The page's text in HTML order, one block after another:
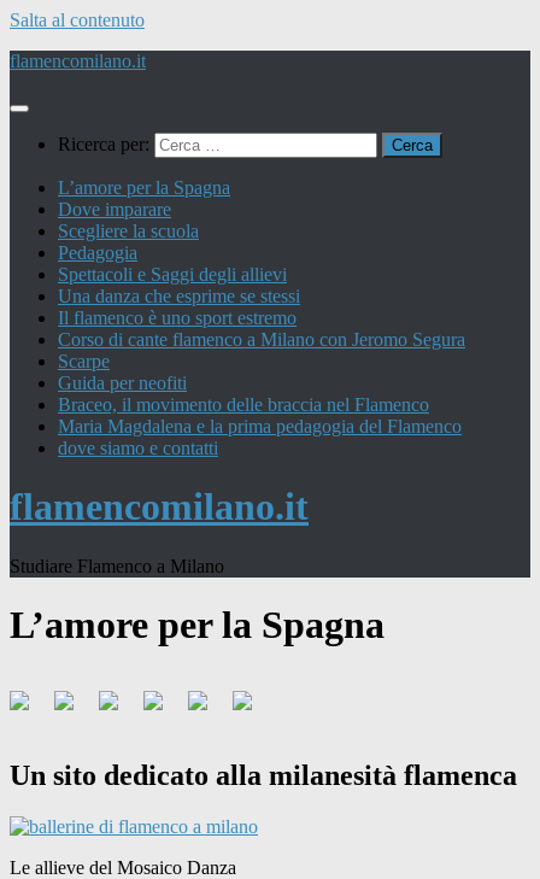
Salta al contenuto
flamencomilano.it
Ricerca per:
L’amore per la Spagna
Dove imparare
Scegliere la scuola
Pedagogia
Spettacoli e Saggi degli allievi
Una danza che esprime se stessi
Il flamenco è uno sport estremo
Corso di cante flamenco a Milano con Jeromo Segura
Scarpe
Guida per neofiti
Braceo, il movimento delle braccia nel Flamenco
Maria Magdalena e la prima pedagogia del Flamenco
dove siamo e contatti
flamencomilano.it
Studiare Flamenco a Milano
L’amore per la Spagna
Un sito dedicato alla milanesità flamenca
Le allieve del Mosaico Danza